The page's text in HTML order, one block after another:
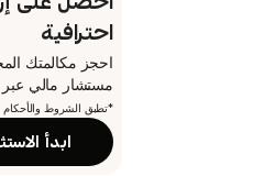
احترافية
احجز مكالمتك
مستشار مالي عبر CUSP Wealth
*تطبق الشروط والأحكام
ابدأ